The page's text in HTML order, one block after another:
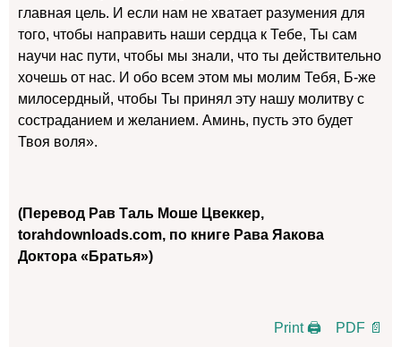
главная цель. И если нам не хватает разумения для
того, чтобы направить наши сердца к Тебе, Ты сам
научи нас пути, чтобы мы знали, что ты действительно
хочешь от нас. И обо всем этом мы молим Тебя, Б-же
милосердный, чтобы Ты принял эту нашу молитву с
состраданием и желанием. Аминь, пусть это будет
Твоя воля».
(Перевод Рав Таль Моше Цвеккер,
torahdownloads.com, по книге Рава Яакова
Доктора « Братья»)
Print 🖨 PDF 📄